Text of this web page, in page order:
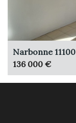
Narbonne 11100
136 000 €